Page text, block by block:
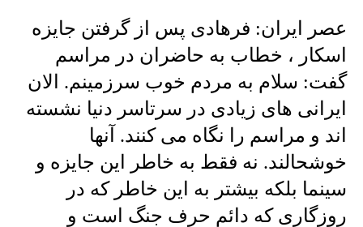
عصر ایران: فرهادی پس از گرفتن جایزه
اسکار ، خطاب به حاضران در مراسم
گفت: سلام به مردم خوب سرزمینم. الان
ایرانی های زیادی در سرتاسر دنیا نشسته
اند و مراسم را نگاه می کنند. آنها
خوشحالند. نه فقط به خاطر این جایزه و
سینما بلکه بیشتر به این خاطر که در
روزگاری که دائم حرف جنگ است و